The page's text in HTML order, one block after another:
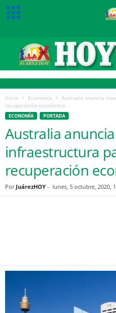
Inicio Economía
Australia anuncia
recuperación económica
ECONOMÍA PORTADA
Australia
infraestructura
recuperación
Por JuárezHOY - lunes, 5 octubre, 2020,